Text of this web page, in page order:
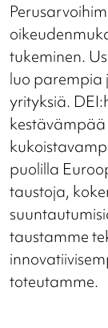
tukeminen.
luo parempia
yrityksiä.
puolilla
taustoja,
taustamme
toteutamme.